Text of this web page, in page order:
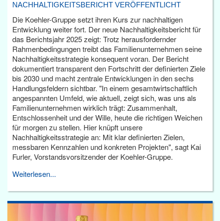
NACHHALTIGKEITSBERICHT VERÖFFENTLICHT
Die Koehler-Gruppe setzt ihren Kurs zur nachhaltigen
Entwicklung weiter fort. Der neue Nachhaltigkeitsbericht für
das Berichtsjahr 2025 zeigt: Trotz herausfordernder
Rahmenbedingungen treibt das Familienunternehmen seine
Nachhaltigkeitsstrategie konsequent voran. Der Bericht
dokumentiert transparent den Fortschritt der definierten Ziele
bis 2030 und macht zentrale Entwicklungen in den sechs
Handlungsfeldern sichtbar. "In einem gesamtwirtschaftlich
angespannten Umfeld, wie aktuell, zeigt sich, was uns als
Familienunternehmen wirklich trägt: Zusammenhalt,
Entschlossenheit und der Wille, heute die richtigen Weichen
für morgen zu stellen. Hier knüpft unsere
Nachhaltigkeitsstrategie an: Mit klar definierten Zielen,
messbaren Kennzahlen und konkreten Projekten", sagt Kai
Furler, Vorstandsvorsitzender der Koehler-Gruppe.
Weiterlesen...